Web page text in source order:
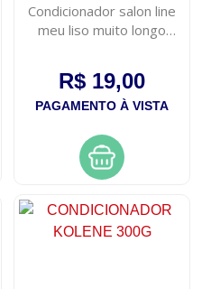
Condicionador salon line
meu liso muito longo
R$ 19,00
PAGAMENTO À VISTA